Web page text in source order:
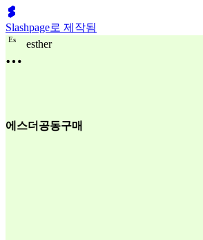
Slashpage로 제작됨
Es esther
에스더공동구매